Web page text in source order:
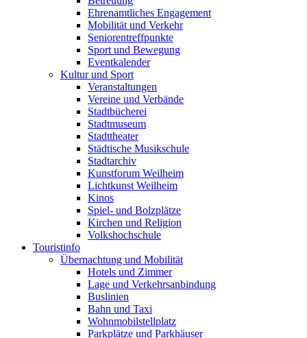
Ehrenamtliches Engagement
Mobilität und Verkehr
Seniorentreffpunkte
Sport und Bewegung
Eventkalender
Kultur und Sport
Veranstaltungen
Vereine und Verbände
Stadtbücherei
Stadtmuseum
Stadttheater
Städtische Musikschule
Stadtarchiv
Kunstforum Weilheim
Lichtkunst Weilheim
Kinos
Spiel- und Bolzplätze
Kirchen und Religion
Volkshochschule
Touristinfo
Übernachtung und Mobilität
Hotels und Zimmer
Lage und Verkehrsanbindung
Buslinien
Bahn und Taxi
Wohnmobilstellplatz
Parkplätze und Parkhäuser